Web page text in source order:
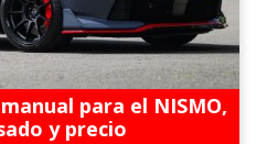
para el NISMO,
y precio